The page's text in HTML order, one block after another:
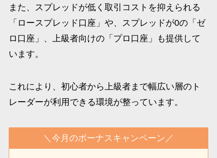
また、スプレッドが低く取引コストを抑えられる
「ロースプレッド口座」や、スプレッドが0の「ゼ
ロ口座」、上級者向けの「プロ口座」も提供して
います。
これにより、初心者から上級者まで幅広い層のト
レーダーが利用できる環境が整っています。
＼今月のボーナスキャンペーン／